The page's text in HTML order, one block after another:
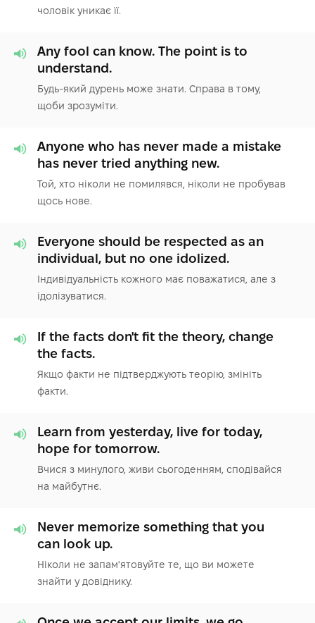
чоловік уникає її.
Any fool can know. The point is to
understand.
Будь-який дурень може знати. Справа в тому,
щоби зрозуміти.
Anyone who has never made a mistake
has never tried anything new.
Той, хто ніколи не помилявся, ніколи не пробував
щось нове.
Everyone should be respected as an
individual, but no one idolized.
Індивідуальність кожного має поважатися, але з
ідолізуватися.
If the facts don't fit the theory, change
the facts.
Якщо факти не підтверджують теорію, змініть
факти.
Learn from yesterday, live for today,
hope for tomorrow.
Вчися з минулого, живи сьогоденням, сподівайся
на майбутнє.
Never memorize something that you
can look up.
Ніколи не запам'ятовуйте те, що ви можете
знайти у довіднику.